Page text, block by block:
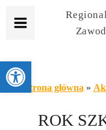
Strona główna »
ROK
Otwórz pasek narzędzi